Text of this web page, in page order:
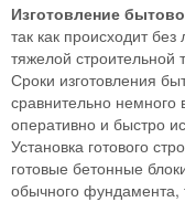
Изготовление
так как происходит
тяжелой строительной
Сроки изготовления
сравнительно немного
оперативно и быстро
Установка готового
готовые бетонные
обычного фундамента,